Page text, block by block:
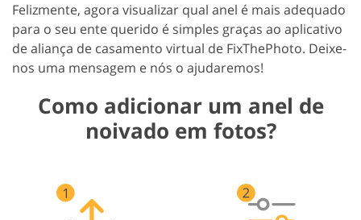
Felizmente, agora visualizar qual anel é mais adequado
para o seu ente querido é simples graças ao aplicativo
de aliança de casamento virtual de FixThePhoto. Deixe-
nos uma mensagem e nós o ajudaremos!
Como adicionar um anel de
noivado em fotos?